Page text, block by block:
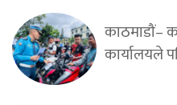
काठमाडौं–
कार्यालयले